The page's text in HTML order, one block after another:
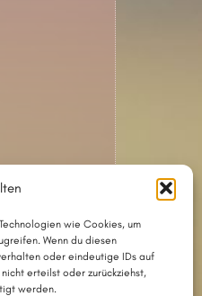
wie Cookies, um
Wenn du diesen
oder eindeutige IDs auf
erteilst oder zurückziehst,
werden.